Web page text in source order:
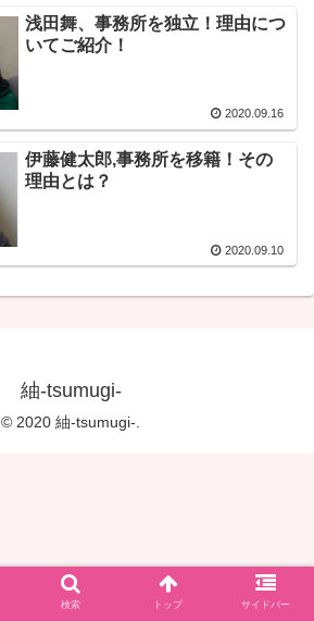
浅田舞、事務所を独立！理由につ
いてご紹介！
2020.09.16
伊藤健太郎,事務所を移籍！その
理由とは？
2020.09.10
紬-tsumugi-
© 2020 紬-tsumugi-.
検索 トップ サイドバー